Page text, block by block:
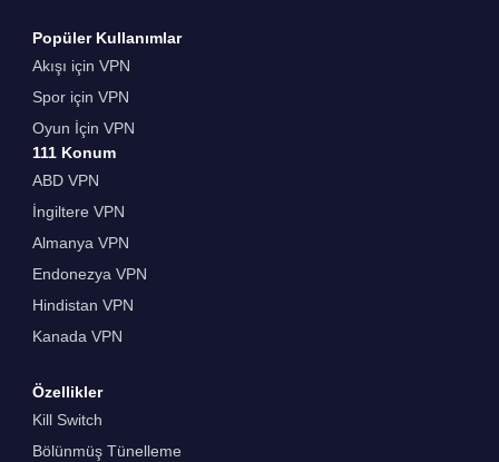
Popüler Kullanımlar
Akışı için VPN
Spor için VPN
Oyun İçin VPN
111 Konum
ABD VPN
İngiltere VPN
Almanya VPN
Endonezya VPN
Hindistan VPN
Kanada VPN
Özellikler
Kill Switch
Bölünmüş Tünelleme